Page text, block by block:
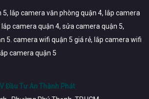
5, lắp camera văn phòng quận 4, lắp camera
camera quận 4, sửa camera quận 5,
5. camera wifi quận 5 giá rẻ, lắp camera wifi
camera quận 5
Đầu Tư An Thành Phát